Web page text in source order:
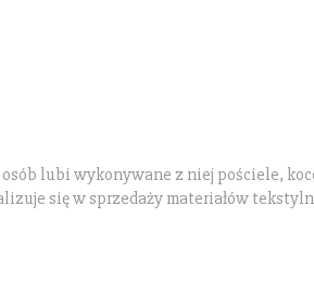
lubi wykonywane z niej pościele,
się w sprzedaży materiałów